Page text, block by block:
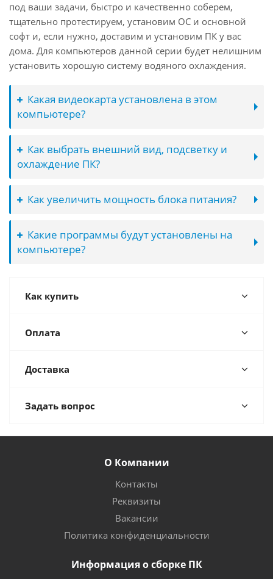
под ваши задачи, быстро и качественно соберем,
тщательно протестируем, установим ОС и основной
софт и, если нужно, доставим и установим ПК у вас
дома. Для компьютеров данной серии будет нелишним
установить хорошую систему водяного охлаждения.
Какая видеокарта установлена в этом
компьютере?
Как выбрать внешний вид, подсветку и
охлаждение ПК?
Как увеличить мощность блока питания?
Какие программы будут установлены на
компьютере?
Как купить
Оплата
Доставка
Задать вопрос
О Компании
Контакты
Реквизиты
Вакансии
Политика конфиденциальности
Информация о сборке ПК